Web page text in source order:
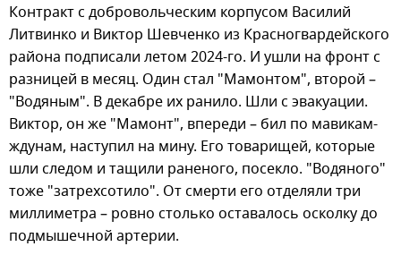
Контракт с добровольческим корпусом Василий
Литвинко и Виктор Шевченко из Красногвардейского
района подписали летом 2024-го. И ушли на фронт с
разницей в месяц. Один стал "Мамонтом", второй –
"Водяным". В декабре их ранило. Шли с эвакуации.
Виктор, он же "Мамонт", впереди – бил по мавикам-
ждунам, наступил на мину. Его товарищей, которые
шли следом и тащили раненого, посекло. "Водяного"
тоже "затрехсотило". От смерти его отделяли три
миллиметра – ровно столько оставалось осколку до
подмышечной артерии.